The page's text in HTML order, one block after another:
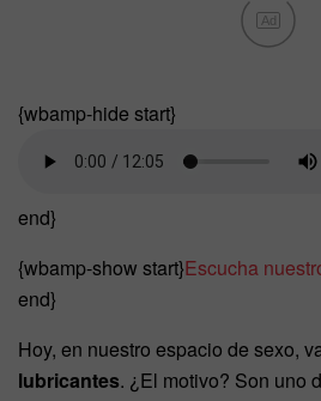
Ad
{wbamp-hide start}
end}
{wbamp-show start}Escucha
end}
Hoy, en nuestro espacio de sexo,
lubricantes. ¿El motivo? Son uno